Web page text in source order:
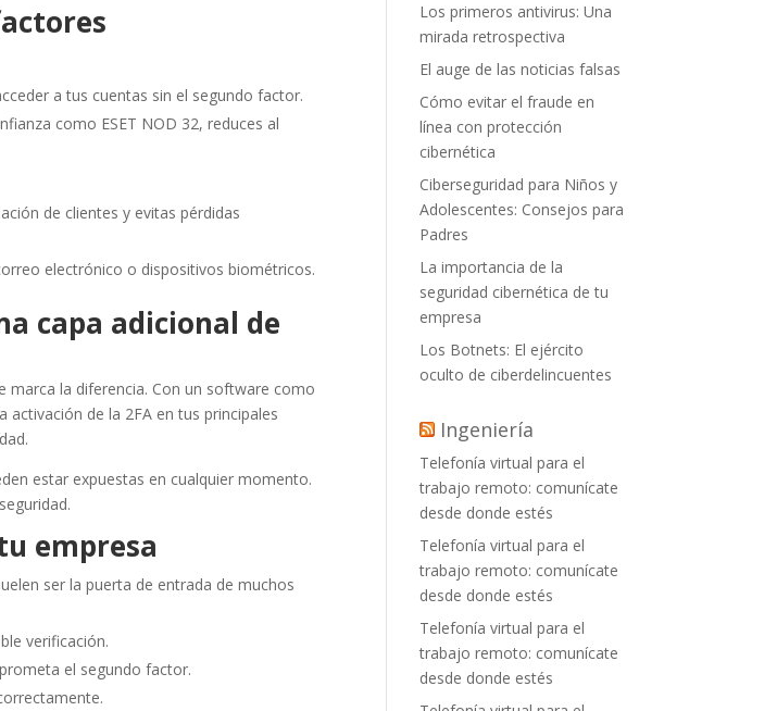
a tus cuentas sin el segundo factor.
como ESET NOD 32, reduces al
de clientes y evitas pérdidas
electrónico o dispositivos biométricos.
capa adicional de
marca la diferencia. Con un software como
activación de la 2FA en tus principales
estar expuestas en cualquier momento.
empresa
ser la puerta de entrada de muchos
verificación.
el segundo factor.
Los primeros antivirus: Una
mirada retrospectiva
El auge de las noticias falsas
Cómo evitar el fraude en
línea con protección
cibernética
Ciberseguridad para Niños y
Adolescentes: Consejos para
Padres
La importancia de la
seguridad cibernética de tu
empresa
Los Botnets: El ejército
oculto de ciberdelincuentes
Ingeniería
Telefonía virtual para el
trabajo remoto: comunícate
desde donde estés
Telefonía virtual para el
trabajo remoto: comunícate
desde donde estés
Telefonía virtual para el
trabajo remoto: comunícate
desde donde estés